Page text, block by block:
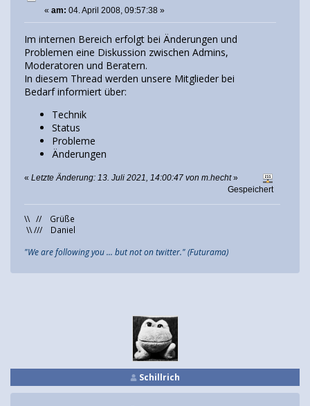
« am: 04. April 2008, 09:57:38 »
Im internen Bereich erfolgt bei Änderungen und
Problemen eine Diskussion zwischen Admins,
Moderatoren und Beratern.
In diesem Thread werden unsere Mitglieder bei
Bedarf informiert über:
Technik
Status
Probleme
Änderungen
« Letzte Änderung: 13. Juli 2021, 14:00:47 von m.hecht»
Gespeichert
\\ // Grüße
\\ /// Daniel
"We are following you ... but not on twitter." (Futurama)
Schillrich